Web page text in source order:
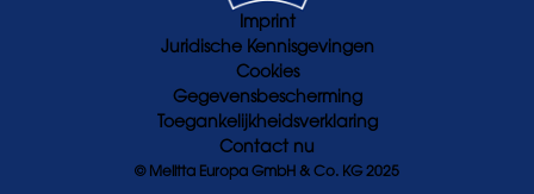
© Melitta Europa GmbH & Co. KG 2025
Imprint
Juridische Kennisgevingen
Cookies
Gegevensbescherming
Toegankelijkheidsverklaring
Contact nu